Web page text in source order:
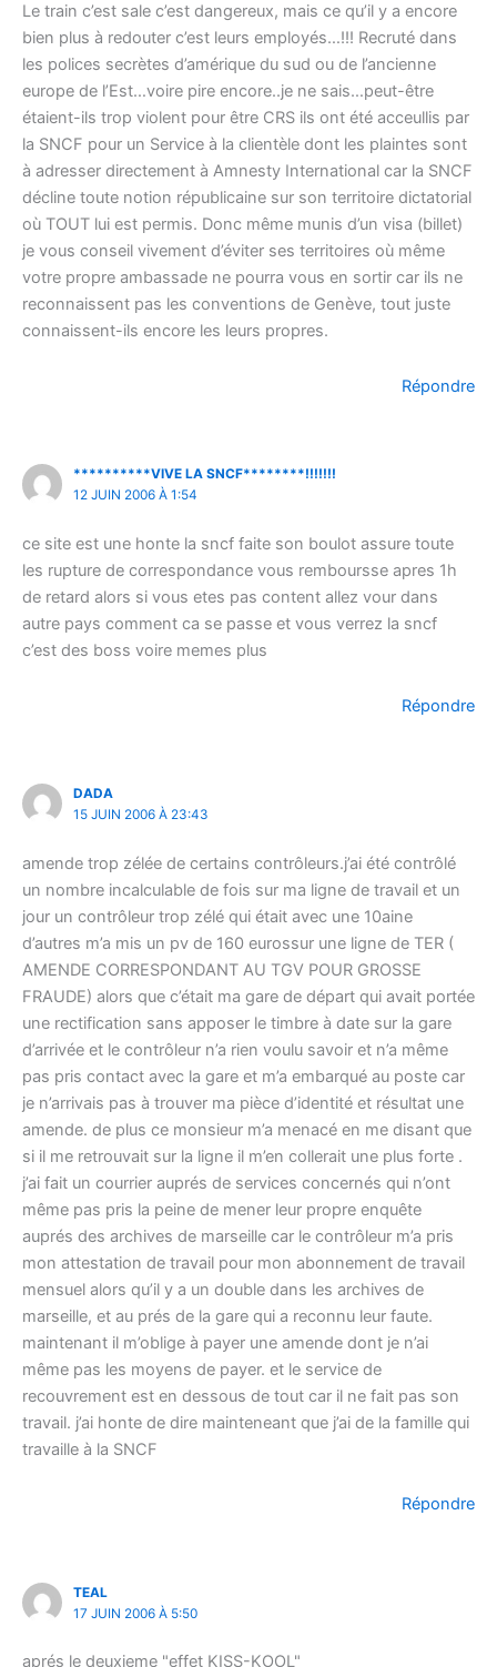
Le train c’est sale c’est dangereux, mais ce qu’il y a encore
bien plus à redouter c’est leurs employés…!!! Recruté dans
les polices secrètes d’amérique du sud ou de l’ancienne
europe de l’Est…voire pire encore..je ne sais…peut-être
étaient-ils trop violent pour être CRS ils ont été acceullis par
la SNCF pour un Service à la clientèle dont les plaintes sont
à adresser directement à Amnesty International car la SNCF
décline toute notion républicaine sur son territoire dictatorial
où TOUT lui est permis. Donc même munis d’un visa (billet)
je vous conseil vivement d’éviter ses territoires où même
votre propre ambassade ne pourra vous en sortir car ils ne
reconnaissent pas les conventions de Genève, tout juste
connaissent-ils encore les leurs propres.
Répondre
**********VIVE LA SNCF********!!!!!!!
12 JUIN 2006 À 1:54
ce site est une honte la sncf faite son boulot assure toute
les rupture de correspondance vous remboursse apres 1h
de retard alors si vous etes pas content allez vour dans
autre pays comment ca se passe et vous verrez la sncf
c’est des boss voire memes plus
Répondre
DADA
15 JUIN 2006 À 23:43
amende trop zélée de certains contrôleurs.j’ai été contrôlé
un nombre incalculable de fois sur ma ligne de travail et un
jour un contrôleur trop zélé qui était avec une 10aine
d’autres m’a mis un pv de 160 eurossur une ligne de TER (
AMENDE CORRESPONDANT AU TGV POUR GROSSE
FRAUDE) alors que c’était ma gare de départ qui avait portée
une rectification sans apposer le timbre à date sur la gare
d’arrivée et le contrôleur n’a rien voulu savoir et n’a même
pas pris contact avec la gare et m’a embarqué au poste car
je n’arrivais pas à trouver ma pièce d’identité et résultat une
amende. de plus ce monsieur m’a menacé en me disant que
si il me retrouvait sur la ligne il m’en collerait une plus forte .
j’ai fait un courrier auprés de services concernés qui n’ont
même pas pris la peine de mener leur propre enquête
auprés des archives de marseille car le contrôleur m’a pris
mon attestation de travail pour mon abonnement de travail
mensuel alors qu’il y a un double dans les archives de
marseille, et au prés de la gare qui a reconnu leur faute.
maintenant il m’oblige à payer une amende dont je n’ai
même pas les moyens de payer. et le service de
recouvrement est en dessous de tout car il ne fait pas son
travail. j’ai honte de dire mainteneant que j’ai de la famille qui
travaille à la SNCF
Répondre
TEAL
17 JUIN 2006 À 5:50
aprés le deuxieme "effet KISS-KOOL"